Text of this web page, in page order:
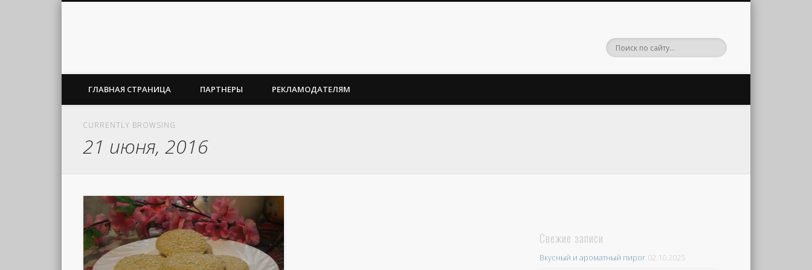
ГЛАВНАЯ СТРАНИЦА ПАРТНЕРЫ РЕКЛАМОДАТЕЛЯМ
CURRENTLY BROWSING
21 июня, 2016
Свежие записи
Вкусный и ароматный пирог 02.10.2025